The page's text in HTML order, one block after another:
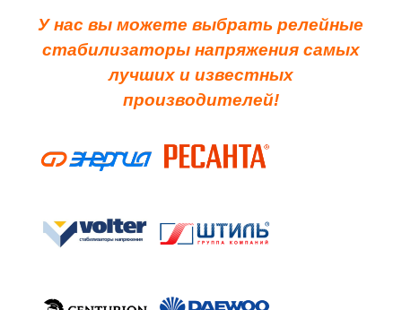
У нас вы можете выбрать релейные
стабилизаторы напряжения самых
лучших и известных
производителей!